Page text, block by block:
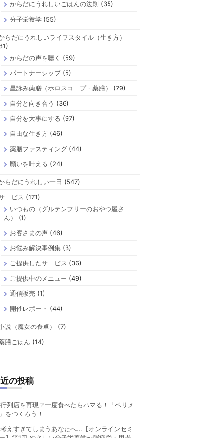
からだにうれしいごはんの法則 (35)
分子栄養学(55)
らだにうれしいライフスタイル（生き方）
からだの声を聴く
(59)
パートナーシップ(5)
星詠み薬膳（ホロスコープ・薬膳）
(79)
自分と向き合う (36)
自分を大事にする (97)
自由な生き方(46)
薬膳ファスティング(44)
願いを叶える (24)
らだにうれしい一日 (547)
ービス (171)
いつもの（グルテンフリーのおやつ屋さ
ん）
(1)
お客さまの声(46)
お悩み解決事例集 (3)
ご提供したサービス (36)
ご提供中のメニュー (49)
通信販売 (1)
開催レポート (44)
説（魔女の食卓）
(7)
膳ごはん (14)
の投稿
行列店を再現？一度食べたらハマる！「ペリメ
をつくろう！
考えすぎてしまうあなたへ…【オンラインセミ